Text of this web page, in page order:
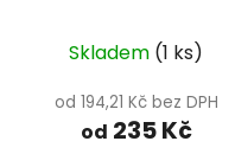
Skladem (1 ks)
od 194,21 Kč bez DPH
od 235 Kč